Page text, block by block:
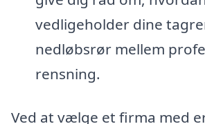
vedligeholder dine
nedløbsrør mellem
rensning.
Ved at vælge et firma med